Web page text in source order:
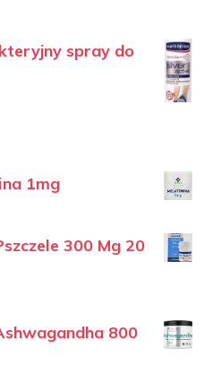
spray do
1mg
300 Mg 20
800